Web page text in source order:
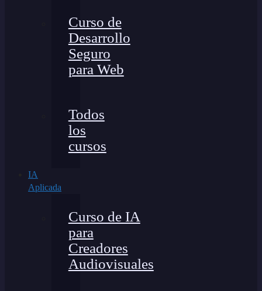
Curso de
Desarrollo
Seguro
para Web
Todos
los
cursos
IA
Aplicada
Curso de IA
para
Creadores
Audiovisuales